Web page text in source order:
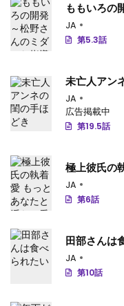
ももいろの
まで～
JA
第5.3話
未亡人アン
JA
広告掲載中
第19.5話
極上彼氏の
たい…
JA
第6話
田部さんは
JA
第10話